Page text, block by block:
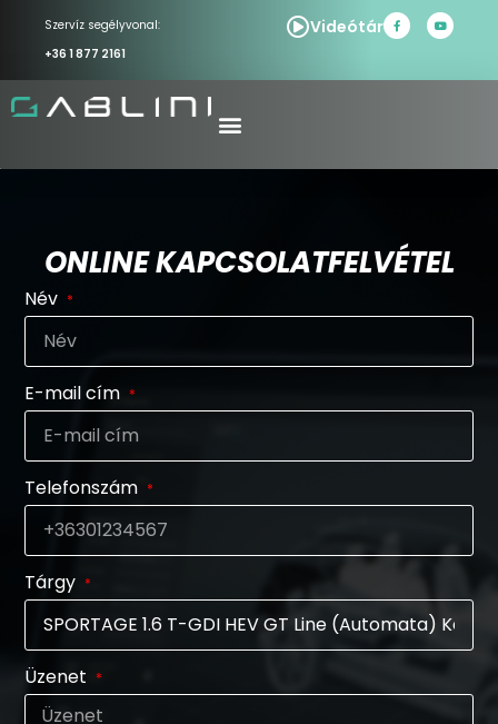
Szervíz segélyvonal:
+36 1 877 2161
Videótár
ONLINE KAPCSOLATFELVÉTEL
Név
E-mail cím
Telefonszám
Tárgy
Üzenet